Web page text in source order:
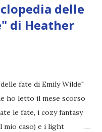
delle
di Heather
fate di Emily Wilde"
ho letto il mese scorso
le fate, i cozy fantasy
mio caso) e i light